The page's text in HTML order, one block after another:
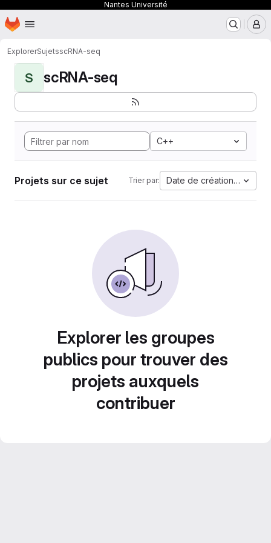
Nantes Université
Passer au contenu principal
Page d'accueil
ExplorerSujetsscRNA-seq
S scRNA-seq
C++
Projets sur ce sujet Trier par: Date de création la plus
Explorer les groupes
publics pour trouver des
projets auxquels
contribuer